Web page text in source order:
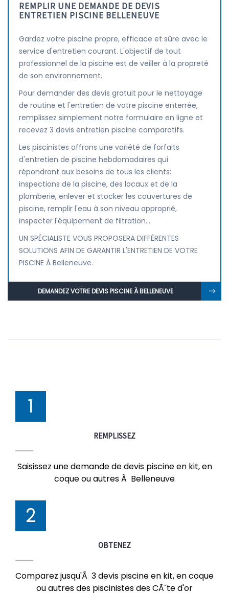
REMPLIR UNE DEMANDE DE DEVIS
ENTRETIEN PISCINE BELLENEUVE
Gardez votre piscine propre, efficace et sûre avec le
service d'entretien courant. L'objectif de tout
professionnel de la piscine est de veiller à la propreté
de son environnement.
Pour demander des devis gratuit pour le nettoyage
de routine et l'entretien de votre piscine enterrée,
remplissez simplement notre formulaire en ligne et
recevez 3 devis entretien piscine comparatifs.
Les piscinistes offrons une variété de forfaits
d'entretien de piscine hebdomadaires qui
répondront aux besoins de tous les clients:
inspections de la piscine, des locaux et de la
plomberie, enlever et stocker les couvertures de
piscine, remplir l'eau à son niveau approprié,
inspecter l'équipement de filtration...
UN SPÉCIALISTE VOUS PROPOSERA DIFFÉRENTES
SOLUTIONS AFIN DE GARANTIR L'ENTRETIEN DE VOTRE
PISCINE À Belleneuve.
DEMANDEZ VOTRE DEVIS PISCINE À BELLENEUVE
1
REMPLISSEZ
Saisissez une demande de devis piscine en kit, en
coque ou autres Ã Belleneuve
2
OBTENEZ
Comparez jusqu'Ã 3 devis piscine en kit, en coque
ou autres des piscinistes des CÃ´te d'or